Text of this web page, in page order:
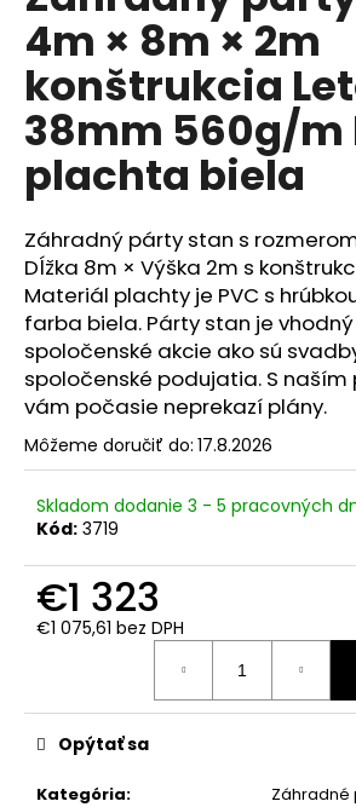
0,0
z
5
hviezdičiek.
4m × 8m × 2m
konštrukcia
38mm 560g/m
plachta biela
Záhradný párty stan s
Dĺžka 8m × Výška 2m s
Materiál plachty je PVC s
farba biela. Párty stan je
spoločenské akcie ako sú
spoločenské podujatia. S
vám počasie neprekazí plány.
Môžeme doručiť do: 17.8.2026
Skladom dodanie 3 - 5 pracovných
Kód: 3719
€1 323
€1 075,61 bez DPH
Kategória:
Záhradné
Opýtať sa
á
j
s
ť
?
HĽADAŤ
O
d
p
o
ú
č
a
m
e